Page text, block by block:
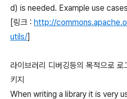
d) is needed. Example use
[링크 : http://
utils/]
라이브러리 디버깅등의 목적으로
키지
When writing a library it is very